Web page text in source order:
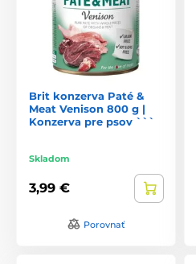
Brit konzerva Paté &
Meat Venison 800 g |
Konzerva pre psov ```
Skladom
3,99 €
Porovnať